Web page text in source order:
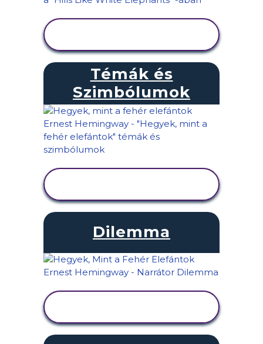
Témák és
Szimbólumok
Dilemma